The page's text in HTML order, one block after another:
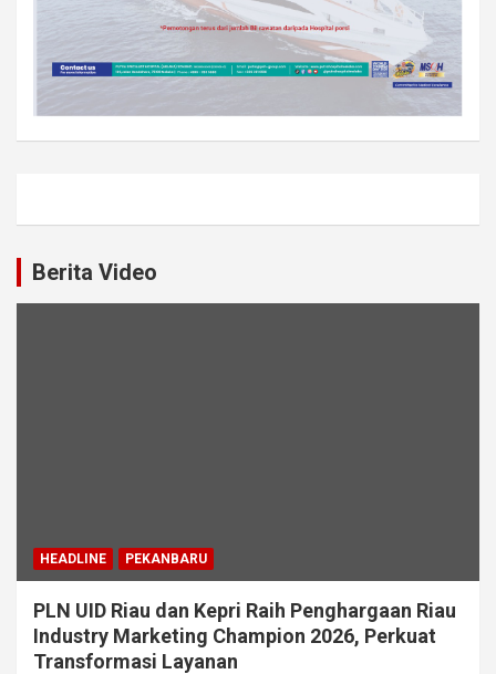
Berita Video
HEADLINE PEKANBARU
PLN UID Riau dan Kepri Raih Penghargaan Riau
Industry Marketing Champion 2026, Perkuat
Transformasi Layanan